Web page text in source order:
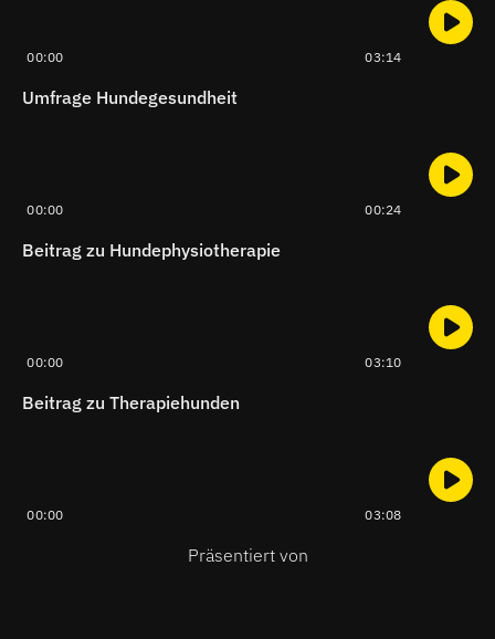
00:00 03:14
Umfrage Hundegesundheit
00:00 00:24
Beitrag zu Hundephysiotherapie
00:00 03:10
Beitrag zu Therapiehunden
00:00 03:08
Präsentiert von